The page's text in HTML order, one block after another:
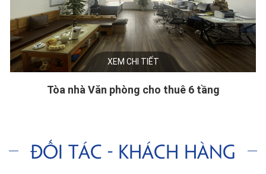
XEM CHI TIẾT
Tòa nhà Văn phòng cho thuê 6 tầng
Đối tác - Khách hàng